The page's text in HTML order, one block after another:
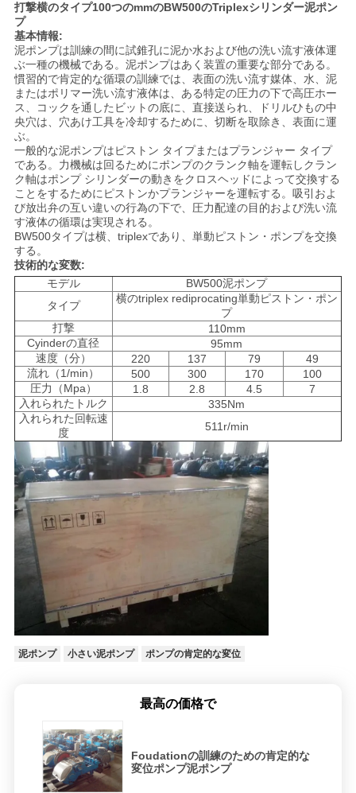
理
私
達
に
連
絡
し
な
い
今
す
ぐ
チ
ャ
ッ
ト
COMPANY
NEWS
打撃横のタイプ100つのmmのBW500のTriplexシリンダー泥ポン
プ
基本情報:
泥ポンプは訓練の間に試錐孔に泥か水および他の洗い流す液体運
ぶ一種の機械である。泥ポンプはあく装置の重要な部分である。
慣習的で肯定的な循環の訓練では、表面の洗い流す媒体、水、泥
またはポリマー洗い流す液体は、ある特定の圧力の下で高圧ホー
ス、コックを通したビットの底に、直接送られ、ドリルひもの中
央穴は、穴あけ工具を冷却するために、切断を取除き、表面に運
ぶ。
一般的な泥ポンプはピストン タイプまたはプランジャー タイプ
である。力機械は回るためにポンプのクランク軸を運転しクラン
ク軸はポンプ シリンダーの動きをクロスヘッドによって交換する
ことをするためにピストンかプランジャーを運転する。吸引およ
び放出弁の互い違いの行為の下で、圧力配達の目的および洗い流
す液体の循環は実現される。
BW500タイプは横、triplexであり、単動ピストン・ポンプを交換
する。
技術的な変数:
モデル
BW500泥ポンプ
タイプ
横のtriplex rediprocating単動ピストン・ポン
プ
打撃
110mm
Cyinderの直径
95mm
速度（分）
220 137 79
49
流れ（1/min）
500 300 170
100
圧力（Mpa）
1.8 2.8 4.5
7
入れられたトルク
335Nm
入れられた回転速
度
511r/min
泥ポンプ 小さい泥ポンプ ポンプの肯定的な変位
最高の価格で
Foudationの訓練のための肯定的な
変位ポンプ泥ポンプ